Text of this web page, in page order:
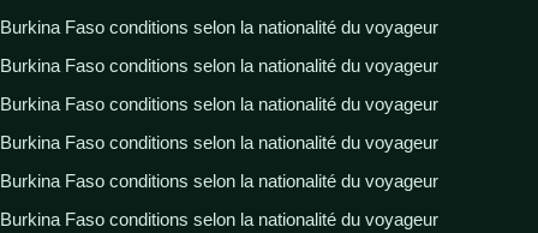
Burkina Faso conditions selon la nationalité du voyageur
Burkina Faso conditions selon la nationalité du voyageur
Burkina Faso conditions selon la nationalité du voyageur
Burkina Faso conditions selon la nationalité du voyageur
Burkina Faso conditions selon la nationalité du voyageur
Burkina Faso conditions selon la nationalité du voyageur